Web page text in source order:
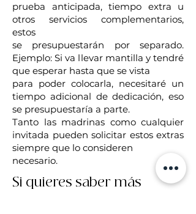
prueba anticipada, tiempo extra u
otros servicios complementarios,
estos
se presupuestarán por separado.
Ejemplo: Si va llevar mantilla y tendré
que esperar hasta que se vista
para poder colocarla, necesitaré un
tiempo adicional de dedicación, eso
se presupuestaría a parte.
Tanto las madrinas como cualquier
invitada pueden solicitar estos extras
siempre que lo consideren
necesario.
Si quieres saber más